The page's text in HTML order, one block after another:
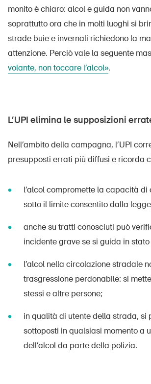
FR IT EN
Abbonati alla newsletter
monito è chiaro: alcol e guida non
soprattutto ora che in molti luoghi si
strade buie e invernali richiedono la
attenzione. Perciò vale la seguente
volante, non toccare l’alcol».
L’UPI elimina le supposizioni
Nell’ambito della campagna, l’UPI
presupposti errati più diffusi e ricorda
l’alcol compromette la capacità di
sotto il limite consentito dalla
anche su tratti conosciuti può
incidente grave se si guida in
l’alcol nella circolazione stradale
trasgressione perdonabile: si
stessi e altre persone;
in qualità di utente della strada, si
sottoposti in qualsiasi momento a
dell’alcol da parte della polizia.